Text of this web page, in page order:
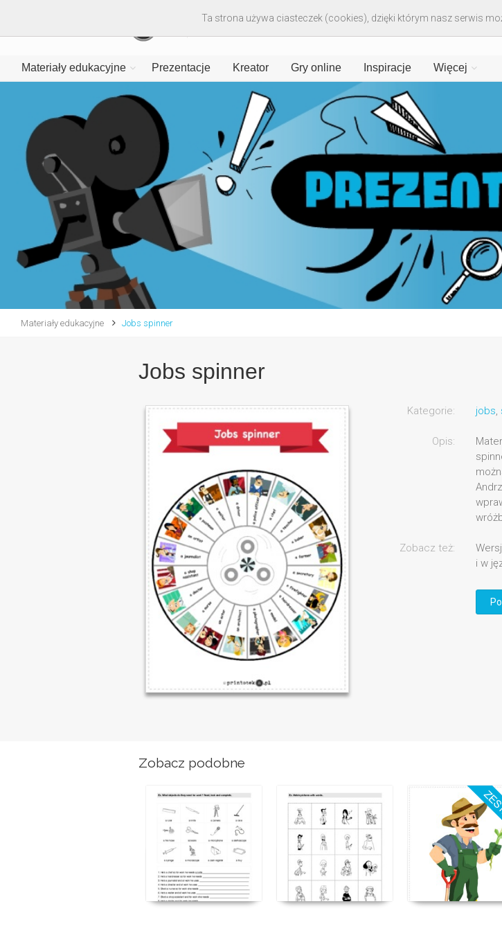
Materiały edukacyjne Prezentacje Kreator Gry online Inspiracje Więcej
Materiały edukacyjne Jobs spinner
Jobs spinner
Kategorie: jobs,
Opis:
Zobacz też:
i w
Zobacz podobne
Ta strona używa ciasteczek (cookies), dzięki którym nasz serwis